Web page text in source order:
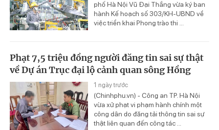
phố Hà Nội Vũ Đại Thắng vừa ký ban
hành Kế hoạch số 303/KH-UBND về
việc triển khai Phong trào thi ...
Phạt 7,5 triệu đồng người đăng tin sai sự thật
về Dự án Trục đại lộ cảnh quan sông Hồng
1 ngày trước
(Chinhphu.vn) - Công an TP. Hà Nội
vừa xử phạt vi phạm hành chính một
công dân do đăng tải thông tin sai sự
thật liên quan đến công tác ...